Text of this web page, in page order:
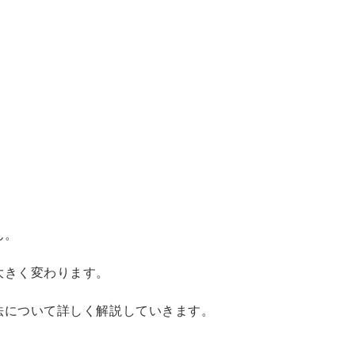
く変わります。
ついて詳しく解説していきます。